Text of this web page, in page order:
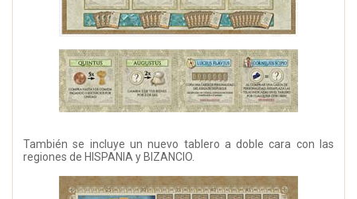
También se incluye un nuevo tablero a doble cara con las
regiones de HISPANIA y BIZANCIO.